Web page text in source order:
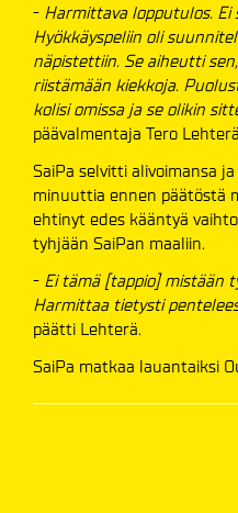
- Harmittava lopputulos.
Hyökkäyspeliin oli
näpistettiin. Se aiheutti
riistämään kiekkoja.
kolisi omissa ja se olikin
päävalmentaja Tero
SaiPa selvitti alivoimansa
minuuttia ennen päätöstä
ehtinyt edes kääntyä
tyhjään SaiPan maaliin.
- Ei tämä [tappio] mistään
Harmittaa tietysti
päätti Lehterä.
SaiPa matkaa lauantaiksi